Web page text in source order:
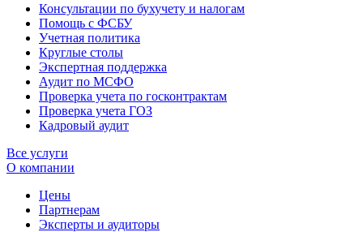
Консультации по бухучету и налогам
Помощь с ФСБУ
Учетная политика
Круглые столы
Экспертная поддержка
Аудит по МСФО
Проверка учета по госконтрактам
Проверка учета ГОЗ
Кадровый аудит
Все услуги
О компании
Цены
Партнерам
Эксперты и аудиторы